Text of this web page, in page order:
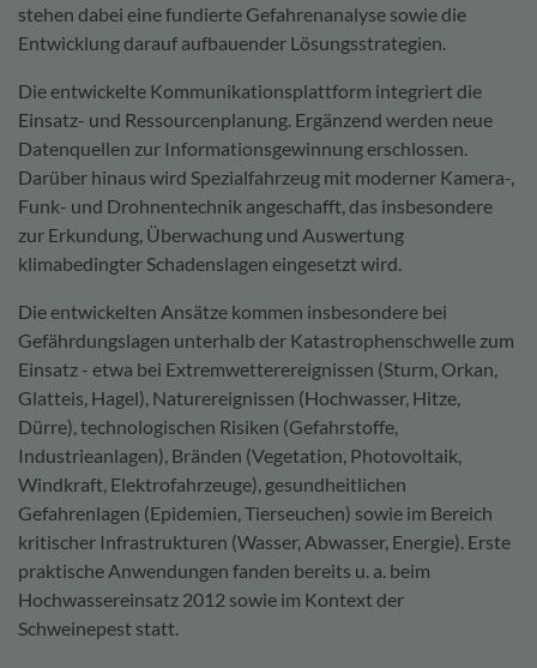
stehen dabei eine fundierte Gefahrenanalyse sowie die
Entwicklung darauf aufbauender Lösungsstrategien.
Die entwickelte Kommunikationsplattform integriert die
Einsatz- und Ressourcenplanung. Ergänzend werden neue
Datenquellen zur Informationsgewinnung erschlossen.
Darüber hinaus wird Spezialfahrzeug mit moderner Kamera-,
Funk- und Drohnentechnik angeschafft, das insbesondere
zur Erkundung, Überwachung und Auswertung
klimabedingter Schadenslagen eingesetzt wird.
Die entwickelten Ansätze kommen insbesondere bei
Gefährdungslagen unterhalb der Katastrophenschwelle zum
Einsatz - etwa bei Extremwetterereignissen (Sturm, Orkan,
Glatteis, Hagel), Naturereignissen (Hochwasser, Hitze,
Dürre), technologischen Risiken (Gefahrstoffe,
Industrieanlagen), Bränden (Vegetation, Photovoltaik,
Windkraft, Elektrofahrzeuge), gesundheitlichen
Gefahrenlagen (Epidemien, Tierseuchen) sowie im Bereich
kritischer Infrastrukturen (Wasser, Abwasser, Energie). Erste
praktische Anwendungen fanden bereits u. a. beim
Hochwassereinsatz 2012 sowie im Kontext der
Schweinepest statt.